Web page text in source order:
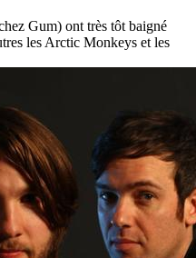
Gum) ont très tôt baigné
les Arctic Monkeys et les